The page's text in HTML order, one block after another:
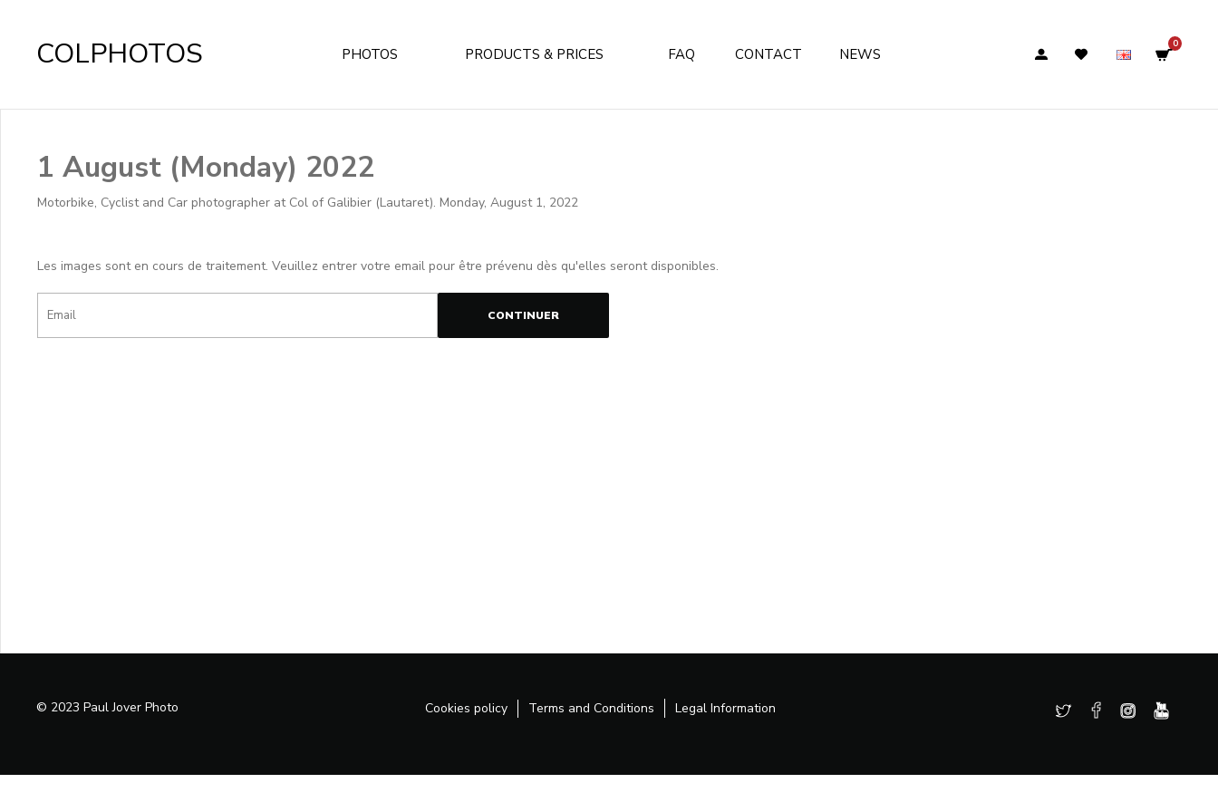
COLPHOTOS 0
PHOTOS PRODUCTS & PRICES FAQ CONTACT NEWS
1 August (Monday) 2022
Motorbike, Cyclist and Car photographer at Col of Galibier (Lautaret). Monday, August 1, 2022
Les images sont en cours de traitement. Veuillez entrer votre email pour être prévenu dès qu'elles seront disponibles.
CONTINUER
© 2023 Paul Jover Photo Cookies policy Terms and Conditions Legal Information